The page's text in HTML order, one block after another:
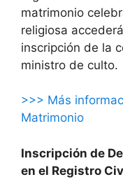
matrimonio
religiosa
inscripción de la
ministro de culto.
>>> Más
Matrimonio
Inscripción de
en el Registro